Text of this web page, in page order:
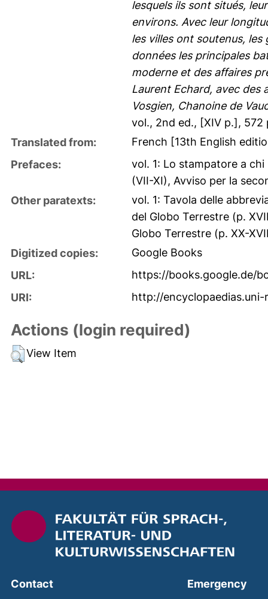
lesquels ils sont situés,
environs. Avec leur
les villes ont soutenus, les
données les principales
moderne et des affaires
Laurent Echard, avec des
Vosgien, Chanoine de
vol., 2nd ed., [XIV p.], 572
Translated from:
French [13th English
Prefaces:
vol. 1: Lo stampatore a
(VII-XI), Avviso per la
Other paratexts:
vol. 1: Tavola delle
del Globo Terrestre (p.
Globo Terrestre (p. XX-
Digitized copies:
Google Books
URL:
https://books.google.de/
URI:
http://
Actions (login required)
View Item
Contact
Emergency